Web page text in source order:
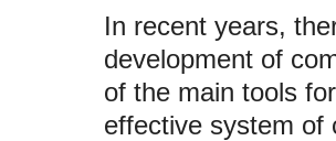
In recent years,
development of
of the main tools
effective system of